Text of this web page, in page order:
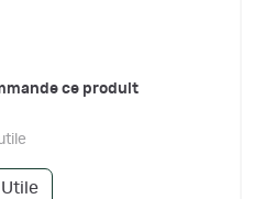
ce produit
Utile